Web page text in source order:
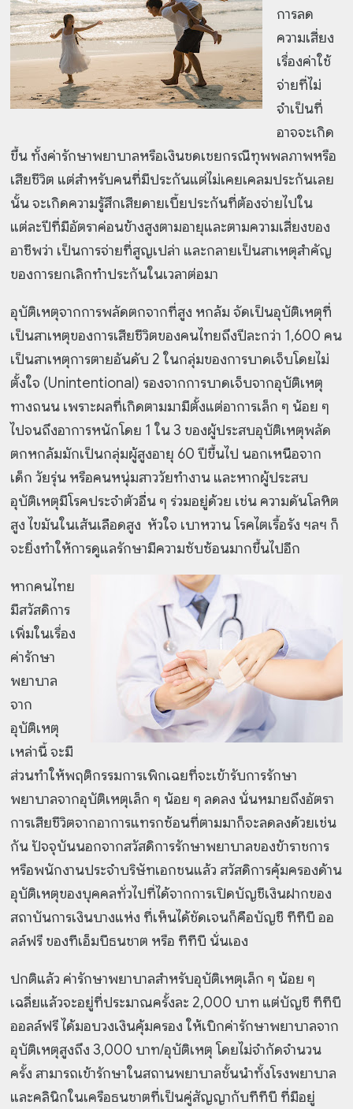
การลด
ความเสี่ยง
เรื่องค่าใช้
จ่ายที่ไม่
จำเป็นที่
อาจจะเกิด
ขึ้น ทั้งค่ารักษาพยาบาลหรือเงินชดเชยกรณีทุพพลภาพหรือ
เสียชีวิต แต่สำหรับคนที่มีประกันแต่ไม่เคยเคลมประกันเลย
นั้น จะเกิดความรู้สึกเสียดายเบี้ยประกันที่ต้องจ่ายไปใน
แต่ละปีที่มีอัตราค่อนข้างสูงตามอายุและตามความเสี่ยงของ
อาชีพว่า เป็นการจ่ายที่สูญเปล่า และกลายเป็นสาเหตุสำคัญ
ของการยกเลิกทำประกันในเวลาต่อมา
อุบัติเหตุจากการพลัดตกจากที่สูง หกล้ม จัดเป็นอุบัติเหตุที่
เป็นสาเหตุของการเสียชีวิตของคนไทยถึงปีละกว่า 1,600 คน
เป็นสาเหตุการตายอันดับ 2 ในกลุ่มของการบาดเจ็บโดยไม่
ตั้งใจ (Unintentional) รองจากการบาดเจ็บจากอุบัติเหตุ
ทางถนน เพราะผลที่เกิดตามมามีตั้งแต่อาการเล็ก ๆ น้อย ๆ
ไปจนถึงอาการหนักโดย 1 ใน 3 ของผู้ประสบอุบัติเหตุพลัด
ตกหกล้มมักเป็นกลุ่มผู้สูงอายุ 60 ปีขึ้นไป นอกเหนือจาก
เด็ก วัยรุ่น หรือคนหนุ่มสาววัยทำงาน และหากผู้ประสบ
อุบัติเหตุมีโรคประจำตัวอื่น ๆ ร่วมอยู่ด้วย เช่น ความดันโลหิต
สูง ไขมันในเส้นเลือดสูง หัวใจ เบาหวาน โรคไตเรื้อรัง ฯลฯ ก็
จะยิ่งทำให้การดูแลรักษามีความซับซ้อนมากขึ้นไปอีก
หากคนไทย
มีสวัสดิการ
เพิ่มในเรื่อง
ค่ารักษา
พยาบาล
จาก
อุบัติเหตุ
เหล่านี้ จะมี
ส่วนทำให้พฤติกรรมการเพิกเฉยที่จะเข้ารับการรักษา
พยาบาลจากอุบัติเหตุเล็ก ๆ น้อย ๆ ลดลง นั่นหมายถึงอัตรา
การเสียชีวิตจากอาการแทรกซ้อนที่ตามมาก็จะลดลงด้วยเช่น
กัน ปัจจุบันนอกจากสวัสดิการรักษาพยาบาลของข้าราชการ
หรือพนักงานประจำบริษัทเอกชนแล้ว สวัสดิการคุ้มครองด้าน
อุบัติเหตุของบุคคลทั่วไปที่ได้จากการเปิดบัญชีเงินฝากของ
สถาบันการเงินบางแห่ง ที่เห็นได้ชัดเจนก็คือบัญชี ทีทีบี ออ
ลล์ฟรี ของทีเอ็มบีธนชาต หรือ ทีทีบี นั่นเอง
ปกติแล้ว ค่ารักษาพยาบาลสำหรับอุบัติเหตุเล็ก ๆ น้อย ๆ
เฉลี่ยแล้วจะอยู่ที่ประมาณครั้งละ 2,000 บาท แต่บัญชี ทีทีบี
ออลล์ฟรี ได้มอบวงเงินคุ้มครอง ให้เบิกค่ารักษาพยาบาลจาก
อุบัติเหตุสูงถึง 3,000 บาท/อุบัติเหตุ โดยไม่จำกัดจำนวน
ครั้ง สามารถเข้ารักษาในสถานพยาบาลชั้นนำทั้งโรงพยาบาล
และคลินิกในเครือธนชาตที่เป็นคู่สัญญากับทีทีบี ที่มีอยู่